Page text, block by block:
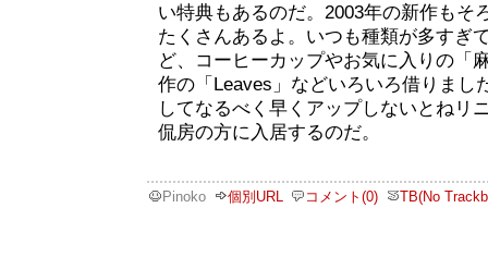
い特典もあるのだ。2003年の新作もそ
たくさんあるよ。いつも種類が多すぎ
ど、コーヒーカップやお気に入りの「
作の「Leaves」などいろいろ借りまし
してなるべく早くアップしないとねリ
侃房の方に入居するのだ。
Pinoko 個別URL コメント(0) TB(No